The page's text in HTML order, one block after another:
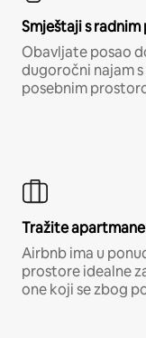
Smještaji s
Obavljate posao
dugoročni najam
posebnim
Tražite
Airbnb ima u
prostore idealne
one koji se zbog